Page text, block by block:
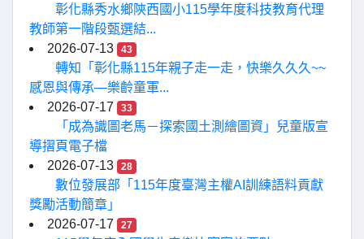
彰化縣秀水鄉陝西國小115學年度科技教育代理
教師第一階段甄選結...
2026-07-13
43
轉知「彰化縣115年親子走一走，快樂久久久~~
感恩與傳承—樂齡童軍...
2026-07-17
33
「成為識圖老馬－探索國土測繪圖資」兒童版宣
導摺頁電子檔
2026-07-13
28
數位發展部「115年度臺灣主權AI訓練語料貢獻
獎勵活動簡章」
2026-07-17
27